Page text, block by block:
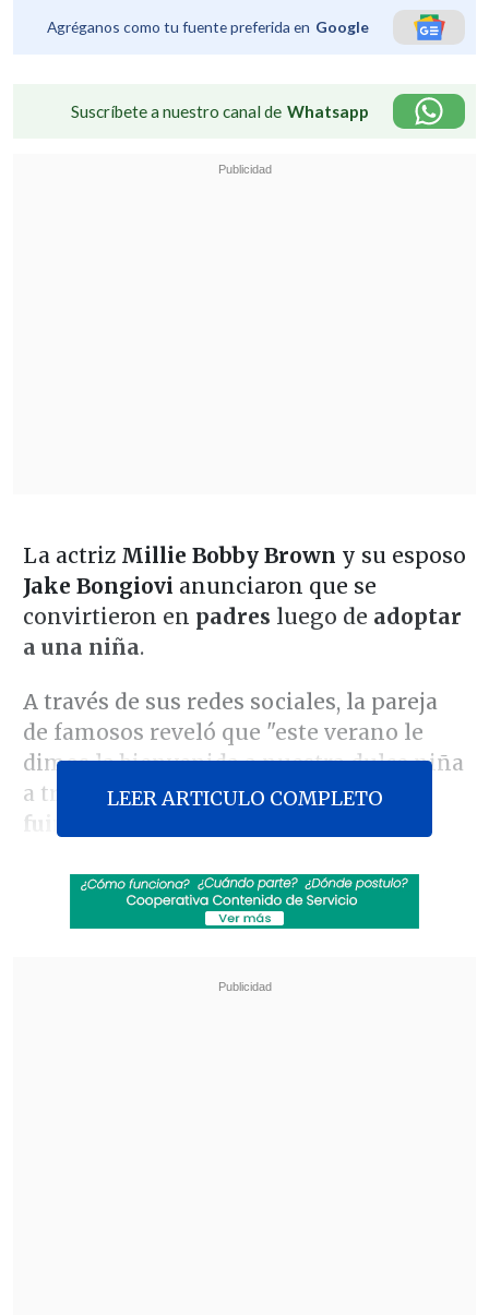
Agréganos como tu fuente preferida en Google
Suscríbete a nuestro canal de Whatsapp
La actriz Millie Bobby Brown y su esposo
Jake Bongiovi anunciaron que se
convirtieron en padres luego de adoptar
a una niña.
A través de sus redes sociales, la pareja
de famosos reveló que "este verano le
dimos la bienvenida a nuestra dulce niña
a través de la adopción...y de repente,
fuimos tres
Revisa también
Teletón 2026: Conoce la fecha, el nuevo lema
LEER ARTICULO COMPLETO